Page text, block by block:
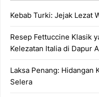
Kebab Turki: Jejak Lezat
Resep Fettuccine Klasik
Kelezatan Italia di Dapur
Laksa Penang: Hidangan
Selera